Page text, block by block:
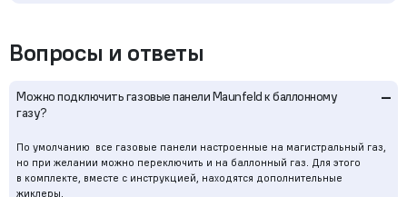
Вопросы и ответы
Можно подключить газовые панели Maunfeld к баллонному
газу?
–
По умолчанию все газовые панели настроенные на магистральный газ,
но при желании можно переключить и на баллонный газ. Для этого
в комплекте, вместе с инструкцией, находятся дополнительные
жиклеры.